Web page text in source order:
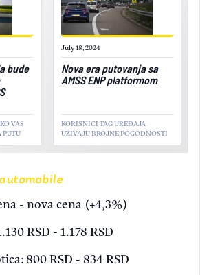
bude
VAS
PUTU
July 18, 2024
Nova era putovanja sa
AMSS ENP platformom
KORISNICI TAG UREĐAJA
UŽIVAJU BROJNE POGODNOSTI
- nova cena (+4,3%)
RSD - 1.178 RSD
800 RSD - 834 RSD